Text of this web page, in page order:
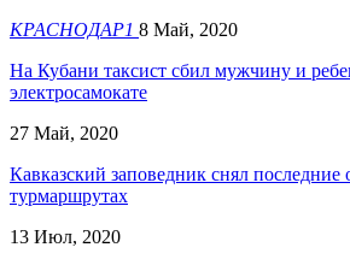
КРАСНОДАР1 8 Май, 2020
На Кубани таксист сбил мужчину и
электросамокате
27 Май, 2020
Кавказский заповедник снял последние
турмаршрутах
13 Июл, 2020